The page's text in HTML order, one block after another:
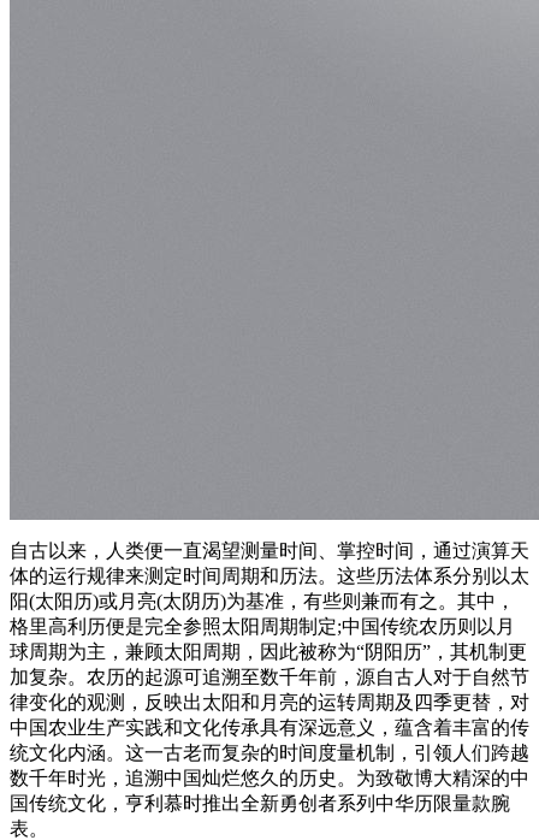
自古以来，人类便一直渴望测量时间、掌控时间，通过演算天
体的运行规律来测定时间周期和历法。这些历法体系分别以太
阳(太阳历)或月亮(太阴历)为基准，有些则兼而有之。其中，
格里高利历便是完全参照太阳周期制定;中国传统农历则以月
球周期为主，兼顾太阳周期，因此被称为“阴阳历”，其机制更
加复杂。农历的起源可追溯至数千年前，源自古人对于自然节
律变化的观测，反映出太阳和月亮的运转周期及四季更替，对
中国农业生产实践和文化传承具有深远意义，蕴含着丰富的传
统文化内涵。这一古老而复杂的时间度量机制，引领人们跨越
数千年时光，追溯中国灿烂悠久的历史。为致敬博大精深的中
国传统文化，亨利慕时推出全新勇创者系列中华历限量款腕
表。